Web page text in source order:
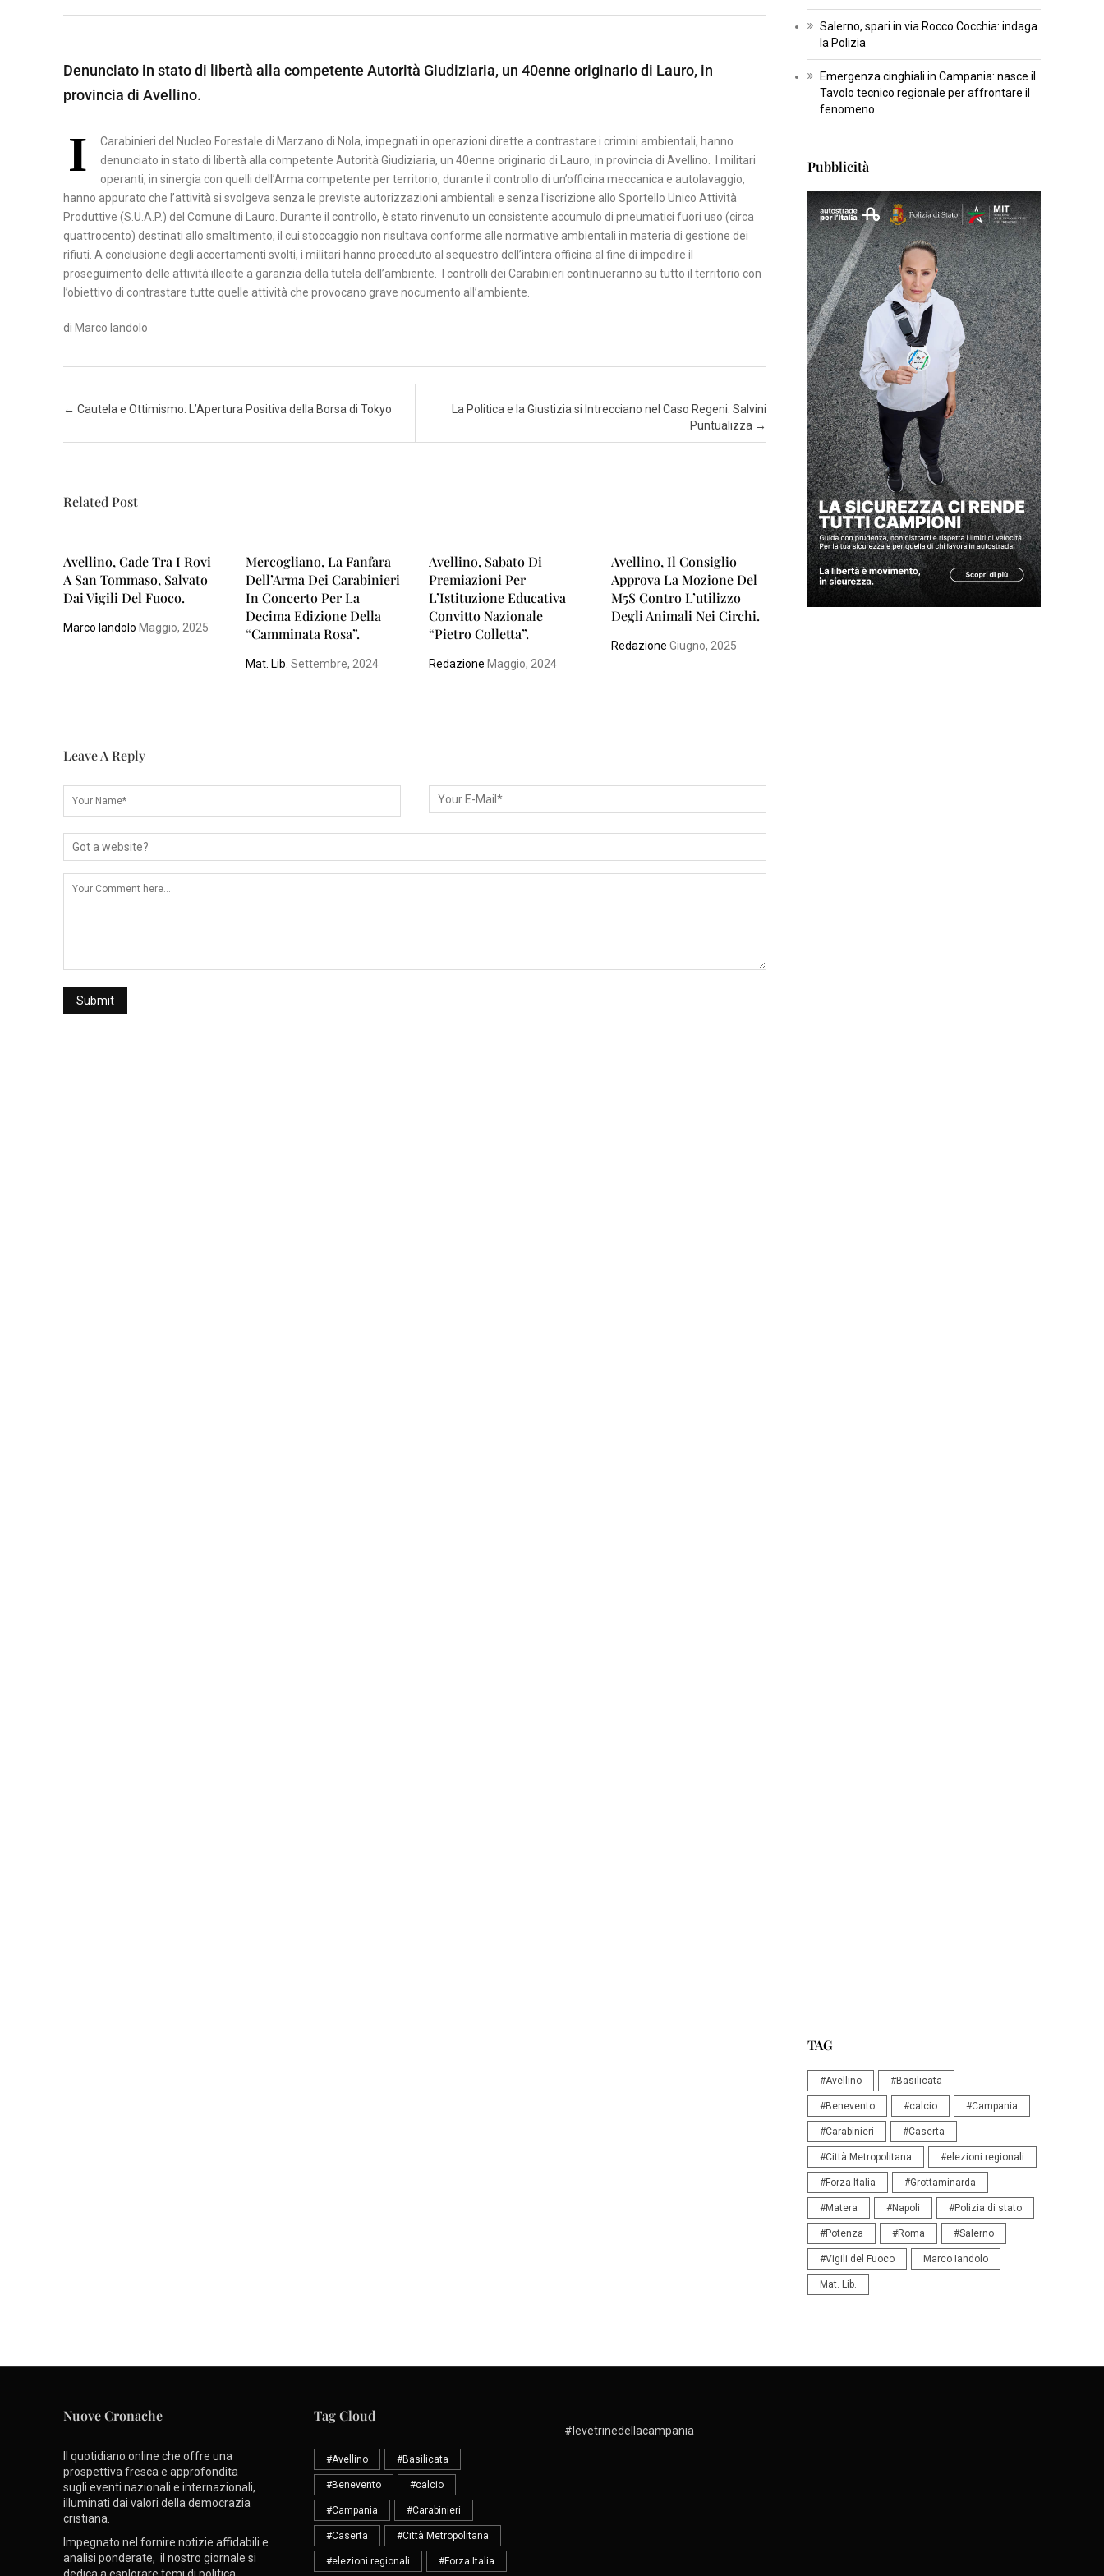
N
E
N
T
O
C
A
S
A
N
R
A
I
A
T
A
T
E
O
T
E
N
Z
U
R
A
S
R
T
I
S
C
I
E
N
Z
A
I
N
S
E
R
T
I
A
T
Denunciato in stato di libertà alla competente Autorità Giudiziaria, un 40enne originario di Lauro, in
provincia di Avellino.
I
Carabinieri del Nucleo Forestale di Marzano di Nola, impegnati in operazioni dirette a contrastare i crimini ambientali, hanno
denunciato in stato di libertà alla competente Autorità Giudiziaria, un 40enne originario di Lauro, in provincia di Avellino. I militari
operanti, in sinergia con quelli dell’Arma competente per territorio, durante il controllo di un’officina meccanica e autolavaggio,
hanno appurato che l’attività si svolgeva senza le previste autorizzazioni ambientali e senza l’iscrizione allo Sportello Unico Attività
Produttive (S.U.A.P.) del Comune di Lauro. Durante il controllo, è stato rinvenuto un consistente accumulo di pneumatici fuori uso (circa
quattrocento) destinati allo smaltimento, il cui stoccaggio non risultava conforme alle normative ambientali in materia di gestione dei
rifiuti. A conclusione degli accertamenti svolti, i militari hanno proceduto al sequestro dell’intera officina al fine di impedire il
proseguimento delle attività illecite a garanzia della tutela dell’ambiente. I controlli dei Carabinieri continueranno su tutto il territorio con
l’obiettivo di contrastare tutte quelle attività che provocano grave nocumento all’ambiente.
di Marco Iandolo
Post navigation
← Cautela e Ottimismo: L’Apertura Positiva della Borsa di Tokyo
La Politica e la Giustizia si Intrecciano nel Caso Regeni: Salvini
Puntualizza →
Related Post
Avellino, Cade Tra I Rovi
A San Tommaso, Salvato
Dai Vigili Del Fuoco.
Marco Iandolo Maggio, 2025
Mercogliano, La Fanfara
Dell’Arma Dei Carabinieri
In Concerto Per La
Decima Edizione Della
“Camminata Rosa”.
Mat. Lib. Settembre, 2024
Avellino, Sabato Di
Premiazioni Per
L’Istituzione Educativa
Convitto Nazionale
“Pietro Colletta”.
Redazione Maggio, 2024
Avellino, Il Consiglio
Approva La Mozione Del
M5S Contro L’utilizzo
Degli Animali Nei Circhi.
Redazione Giugno, 2025
Leave A Reply
Salerno, spari in via Rocco Cocchia: indaga
la Polizia
Emergenza cinghiali in Campania: nasce il
Tavolo tecnico regionale per affrontare il
fenomeno
Pubblicità
TAG
#Avellino #Basilicata
#Benevento #calcio #Campania
#Carabinieri #Caserta
#Città Metropolitana #elezioni regionali
#Forza Italia #Grottaminarda
#Matera #Napoli #Polizia di stato
#Potenza #Roma #Salerno
#Vigili del Fuoco Marco Iandolo
Mat. Lib.
Nuove Cronache
Il quotidiano online che offre una
prospettiva fresca e approfondita
sugli eventi nazionali e internazionali,
illuminati dai valori della democrazia
cristiana.
Impegnato nel fornire notizie affidabili e
analisi ponderate, il nostro giornale si
dedica a esplorare temi di politica,
Tag Cloud
#Avellino #Basilicata
#Benevento #calcio
#Campania #Carabinieri
#Caserta #Città Metropolitana
#elezioni regionali #Forza Italia
#levetrinedellacampania